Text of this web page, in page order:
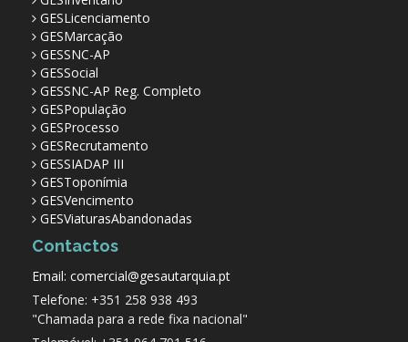
GESLicenciamento
GESMarcação
GESSNC-AP
GESSocial
GESSNC-AP Reg. Completo
GESPopulação
GESProcesso
GESRecrutamento
GESSIADAP III
GESToponímia
GESVencimento
GESViaturasAbandonadas
Contactos
Email: comercial@gesautarquia.pt
Telefone: +351 258 938 493
"Chamada para a rede fixa nacional"